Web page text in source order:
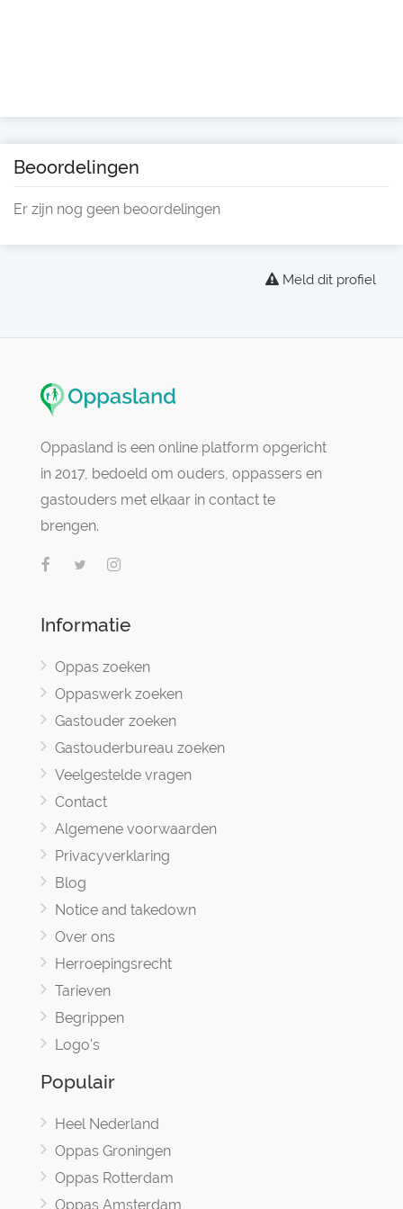
Beoordelingen
Er zijn nog geen beoordelingen
Meld dit profiel
Oppasland is een online platform opgericht
in 2017, bedoeld om ouders, oppassers en
gastouders met elkaar in contact te
brengen.
Informatie
Oppas zoeken
Oppaswerk zoeken
Gastouder zoeken
Gastouderbureau zoeken
Veelgestelde vragen
Contact
Algemene voorwaarden
Privacyverklaring
Blog
Notice and takedown
Over ons
Herroepingsrecht
Tarieven
Begrippen
Logo's
Populair
Heel Nederland
Oppas Groningen
Oppas Rotterdam
Oppas Amsterdam